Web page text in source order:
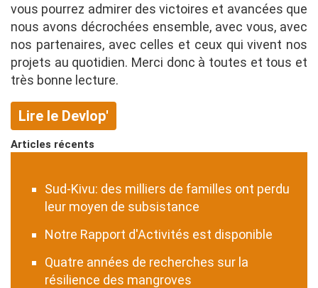
vous pourrez admirer des victoires et avancées que
nous avons décrochées ensemble, avec vous, avec
nos partenaires, avec celles et ceux qui vivent nos
projets au quotidien. Merci donc à toutes et tous et
très bonne lecture.
Lire le Devlop'
Articles récents
Sud-Kivu: des milliers de familles ont perdu
leur moyen de subsistance
Notre Rapport d'Activités est disponible
Quatre années de recherches sur la
résilience des mangroves